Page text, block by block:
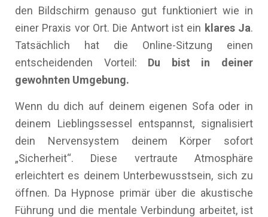
den Bildschirm genauso gut funktioniert wie in
einer Praxis vor Ort. Die Antwort ist ein klares Ja.
Tatsächlich hat die Online-Sitzung einen
entscheidenden Vorteil: Du bist in deiner
gewohnten Umgebung.
Wenn du dich auf deinem eigenen Sofa oder in
deinem Lieblingssessel entspannst, signalisiert
dein Nervensystem deinem Körper sofort
„Sicherheit“. Diese vertraute Atmosphäre
erleichtert es deinem Unterbewusstsein, sich zu
öffnen. Da Hypnose primär über die akustische
Führung und die mentale Verbindung arbeitet, ist